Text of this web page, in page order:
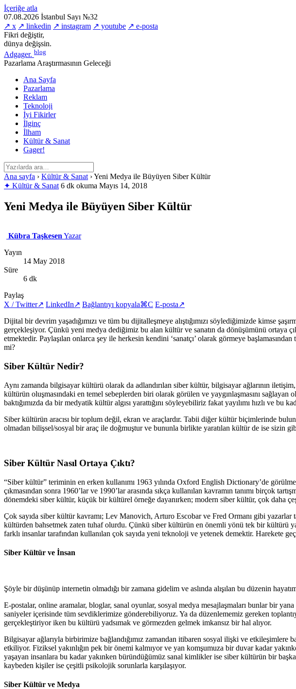
İçeriğe atla
07.08.2026 İstanbul Sayı №32
↗ x ↗ linkedin ↗ instagram ↗ youtube ↗ e-posta
Fikri değiştir,
dünya değişsin.
Adgager. blog
Pazarlama Araştırmasının Geleceği
Ana Sayfa
Pazarlama
Reklam
Teknoloji
İyi Fikirler
İlginç
İlham
Kültür & Sanat
Gager!
Ana sayfa › Kültür & Sanat ›Yeni Medya ile Büyüyen Siber Kültür
✦ Kültür & Sanat 6 dk okuma Mayıs 14, 2018
Yeni Medya ile Büyüyen Siber Kültür
Kübra Taşkesen Yazar
Yayın
14 May 2018
Süre
6 dk
Paylaş
X / Twitter↗ LinkedIn↗ Bağlantıyı kopyala⌘C E-posta↗
Dijital bir devrim yaşadığımızı ve tüm bu dijitalleşmeye alıştığımızı söylediğimizde kimse
gerçekleşiyor. Çünkü yeni medya dediğimiz bu alan kültür ve sanatın da dönüşümünü ortaya
etmektedir. Paylaşılan onlarca şey ile herkesin kendini ‘sanatçı’ olarak görmeye
mi?
Siber Kültür Nedir?
Aynı zamanda bilgisayar kültürü olarak da adlandırılan siber kültür, bilgisayar ağlarının
kültürün oluşmasındaki en temel sebeplerden biri olarak görülen ve yaygınlaşmasını
baktığımızda da bir medyatik kültür algısı yarattığını söyleyebiliriz fakat yayılımı hızlı ve bu
Siber kültürün aracısı bir toplum değil, ekran ve araçlardır. Tabii diğer kültür biçimlerinde
olmadan bilişsel/sosyal bir araç ile doğmuştur ve bununla birlikte yaratılan kültür de ise sizin
Siber Kültür Nasıl Ortaya Çıktı?
“Siber kültür” teriminin en erken kullanımı 1963 yılında Oxford English Dictionary’de
çıkmasından sonra 1960’lar ve 1990’lar arasında sıkça kullanılan kavramın tanımı birçok
dönemdeki siber kültür, küçük bir kültürel örneğe dayanırken; modern siber kültür, çok daha
Çok sayıda siber kültür kavramı; Lev Manovich, Arturo Escobar ve Fred Ormanı gibi
kültürden bahsetmek zaten tuhaf olurdu. Çünkü siber kültürün en önemli yönü tek bir kültürü
farklı insanlar tarafından kullanılan çok sayıda yeni teknoloji ve yetenek demektir. Harekete
Siber Kültür ve İnsan
Şöyle bir düşünüp internetin olmadığı bir zamana gidelim ve aslında alışılan bu düzenin
E-postalar, online aramalar, bloglar, sanal oyunlar, sosyal medya mesajlaşmaları bunlar bir
saniyeler içerisinde tüm sevdiklerimize gönderebiliyoruz. Ya da düzenlememiz gereken
gerçekleştiriyor iken bu kültürü yadsımak ve görmezden gelmek imkansız bir hal alıyor.
Bilgisayar ağlarıyla birbirimize bağlandığımız zamandan itibaren sosyal ilişki ve etkileşimlere
etkiliyor. Fiziksel yakınlığın pek bir önemi kalmıyor ve yan komşumuza bir duvar kadar
yaşayan insanlara bu kadar yakınken büründüğümüz sanal kimlikler ise siber kültürün bir
kaybeden kişiler ise çeşitli psikolojik sorunlarla karşılaşıyor.
Siber Kültür ve Medya